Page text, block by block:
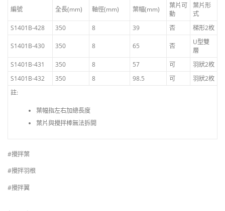
Kartell
數
量
編號 全長(mm) 軸徑(mm) 葉幅(mm)
葉片可
動
葉片形
式
S1401B-428
350 8 39 否 梯形2枚
S1401B-430 350 8 65 否
U型雙
層
S1401B-431
350 8 57 可
羽狀2枚
S1401B-432
350 8 98.5 可
羽狀2枚
註:
葉幅指左右加總長度
葉片與攪拌棒無法拆開
#攪拌葉
#攪拌羽根
#攪拌翼